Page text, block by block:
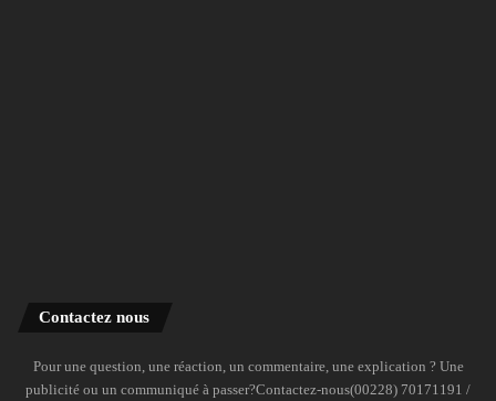
Contactez nous
Pour une question, une réaction, un commentaire, une explication ? Une
publicité ou un communiqué à passer?Contactez-nous(00228) 70171191 /